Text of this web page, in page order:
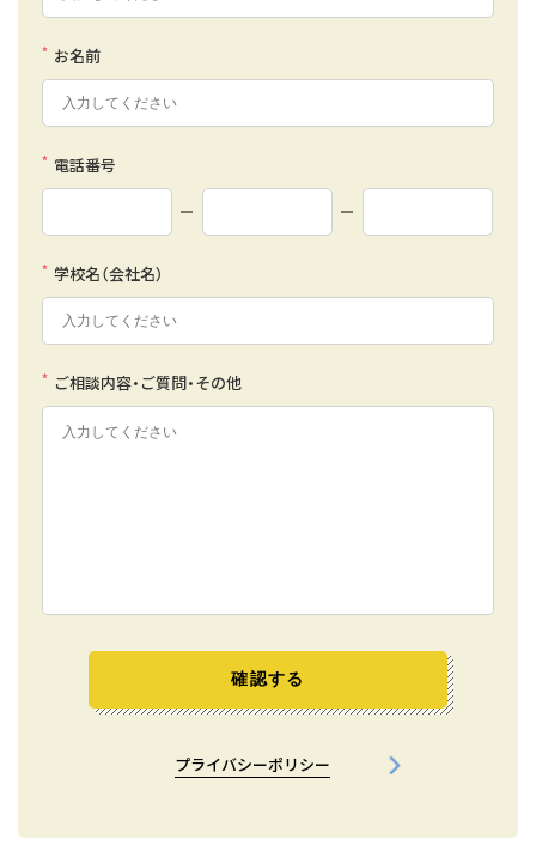
* お名前
* 電話番号
* 学校名（会社名）
* ご相談内容・ご質問・その他
確認する
プライバシーポリシー